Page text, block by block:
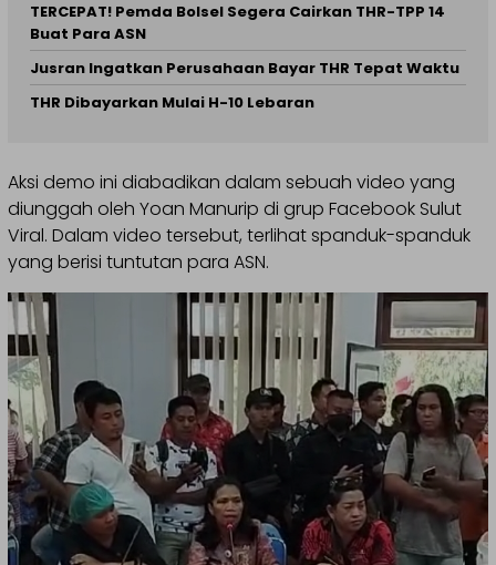
TERCEPAT! Pemda Bolsel Segera Cairkan THR-TPP 14
Buat Para ASN
Jusran Ingatkan Perusahaan Bayar THR Tepat Waktu
THR Dibayarkan Mulai H-10 Lebaran
Aksi demo ini diabadikan dalam sebuah video yang
diunggah oleh Yoan Manurip di grup Facebook Sulut
Viral. Dalam video tersebut, terlihat spanduk-spanduk
yang berisi tuntutan para ASN.